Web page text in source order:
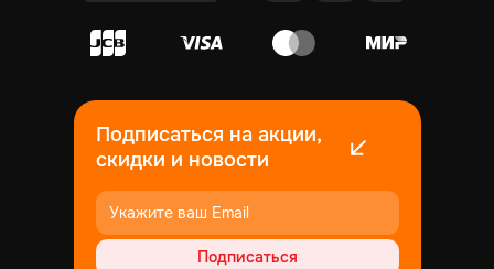
Подписаться на акции,
скидки и новости
Подписаться